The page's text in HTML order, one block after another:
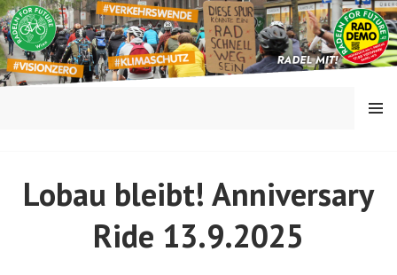
Springe
zum
Inhalt
MENÜ
Lobau bleibt! Anniversary
Ride 13.9.2025